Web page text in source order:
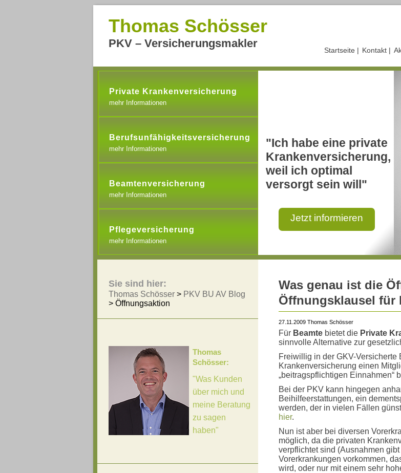
Thomas Schösser
PKV – Versicherungsmakler
Kontakt |
Startseite |
Private Krankenversicherung
mehr Informationen
Berufsunfähigkeitsversicherung
mehr Informationen
Beamtenversicherung
mehr Informationen
Pflegeversicherung
mehr Informationen
"Ich habe eine private
Krankenversicherung,
weil ich optimal
versorgt sein will"
Jetzt informieren
Was genau ist die
Öffnungsklausel für
27.11.2009 Thomas Schösser
Für Beamte bietet die Private
sinnvolle Alternative zur
Freiwillig in der GKV-
Krankenversicherung einen
„beitragspflichtigen Einnahmen“
Bei der PKV kann hingegen
Beihilfeerstattungen, ein
werden, der in vielen Fällen
hier.
Nun ist aber bei diversen
möglich, da die privaten
verpflichtet sind (Ausnahmen
Vorerkrankungen vorkommen,
wird, oder nur mit einem sehr
Sie sind hier:
Thomas Schösser > PKV BU AV Blog
> Öffnungsaktion
Thomas
Schösser:
"Was Kunden
über mich und
meine Beratung
zu sagen
haben"